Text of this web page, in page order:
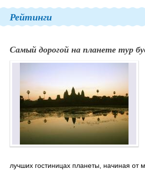
Рейтинги
Самый дорогой на планете тур
лучших гостиницах планеты, начиная от